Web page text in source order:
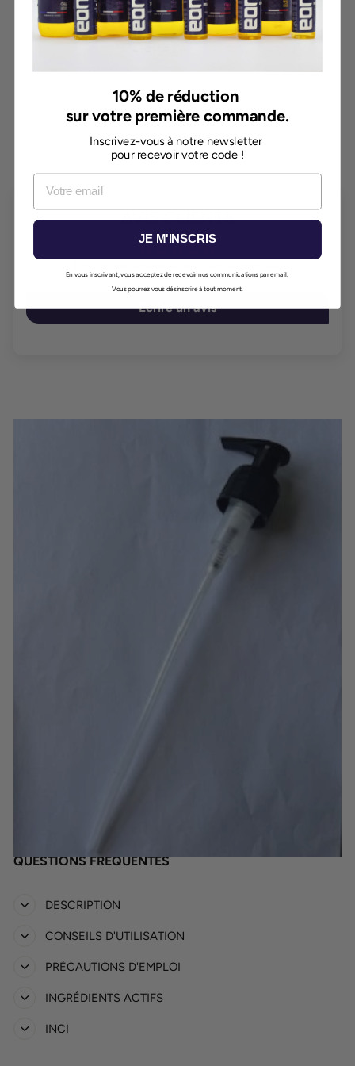
AVIS CLIENTS
Écrire un avis
QUESTIONS FRÉQUENTES
DESCRIPTION
CONSEILS D'UTILISATION
PRÉCAUTIONS D'EMPLOI
INGRÉDIENTS ACTIFS
INCI
10% de réduction
sur votre première commande.
Inscrivez-vous à notre newsletter
pour recevoir votre code !
JE M'INSCRIS
En vous inscrivant, vous acceptez de recevoir nos communications par email.
Vous pourrez vous désinscrire à tout moment.